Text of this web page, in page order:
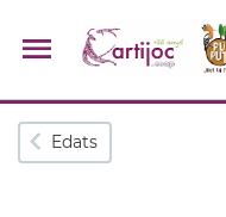
Cerques populars
Edats